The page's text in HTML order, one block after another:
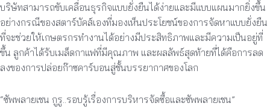
บริษัทสามารถขับเคลื่อนธุรกิจแบบยั่งยืนได้ง่ายและมีแบบแผนมากยิ่งขึ้น
อย่างกรณีของสตาร์บัคส์เองที่มองเห็นประโยชน์ของการจัดหาแบบยั่งยืน
ที่จะช่วยให้เกษตรกรทำงานได้อย่างมีประสิทธิภาพและมีความเป็นอยู่ที่
ขึ้น ลูกค้าได้รับเมล็ดกาแฟที่มีคุณภาพ และผลลัพธ์สุดท้ายที่ได้คือการลด
ลงของการปล่อยก๊าซคาร์บอนสู่ชั้นบรรยากาศของโลก
“ซัพพลายเชน กูรู..รอบรู้เรื่องการบริหารจัดซื้อและซัพพลายเชน”